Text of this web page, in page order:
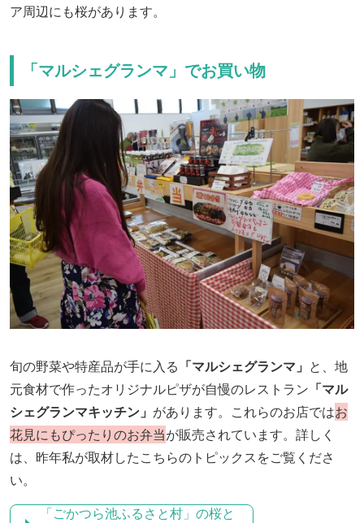
ア周辺にも桜があります。
「マルシェグランマ」でお買い物
旬の野菜や特産品が手に入る 「マルシェグランマ」 と、地
元食材で作ったオリジナルピザが自慢のレストラン 「マル
シェグランマキッチン」 があります。これらのお店ではお
花見にもぴったりのお弁当が販売されています。詳しく
は、昨年私が取材したこちらのトピックスをご覧くださ
い。
「ごかつら池ふるさと村」の桜と